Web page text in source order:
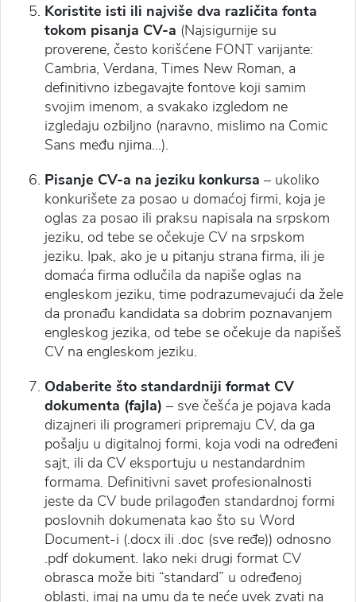
Koristite isti ili najviše dva različita fonta
tokom pisanja CV-a (Najsigurnije su
proverene, često korišćene FONT varijante:
Cambria, Verdana, Times New Roman, a
definitivno izbegavajte fontove koji samim
svojim imenom, a svakako izgledom ne
izgledaju ozbiljno (naravno, mislimo na Comic
Sans među njima…).
Pisanje CV-a na jeziku konkursa – ukoliko
konkurišete za posao u domaćoj firmi, koja je
oglas za posao ili praksu napisala na srpskom
jeziku, od tebe se očekuje CV na srpskom
jeziku. Ipak, ako je u pitanju strana firma, ili je
domaća firma odlučila da napiše oglas na
engleskom jeziku, time podrazumevajući da žele
da pronađu kandidata sa dobrim poznavanjem
engleskog jezika, od tebe se očekuje da napišeš
CV na engleskom jeziku.
Odaberite što standardniji format CV
dokumenta (fajla) – sve češća je pojava kada
dizajneri ili programeri pripremaju CV, da ga
pošalju u digitalnoj formi, koja vodi na određeni
sajt, ili da CV eksportuju u nestandardnim
formama. Definitivni savet profesionalnosti
jeste da CV bude prilagođen standardnoj formi
poslovnih dokumenata kao što su Word
Document-i (.docx ili .doc (sve ređe)) odnosno
.pdf dokument. Iako neki drugi format CV
obrasca može biti “standard” u određenoj
oblasti, imaj na umu da te neće uvek zvati na